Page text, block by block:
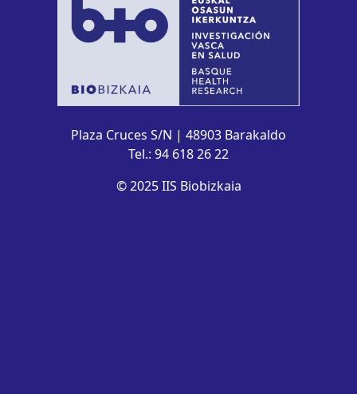
Plaza Cruces S/N | 48903 Barakaldo
Tel.: 94 618 26 22
© 2025 IIS Biobizkaia